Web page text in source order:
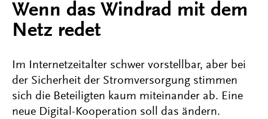
Wenn das Windrad mit dem
Netz redet
Im Internetzeitalter schwer vorstellbar, aber bei
der Sicherheit der Stromversorgung stimmen
sich die Beteiligten kaum miteinander ab. Eine
neue Digital-Kooperation soll das ändern.